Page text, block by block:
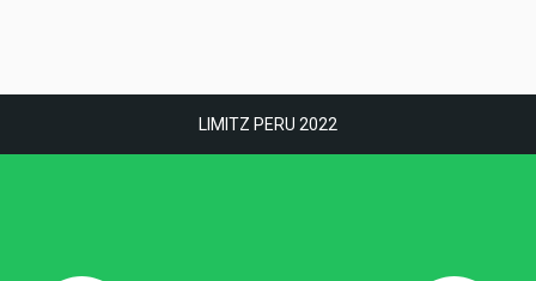
LIMITZ PERU 2022